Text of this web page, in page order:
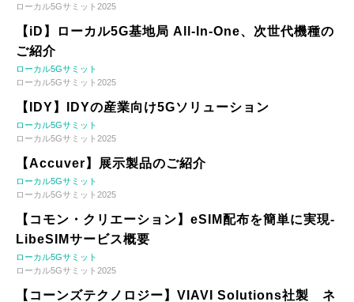
ローカル5Gサミット2025
【iD】ローカル5G基地局 All-In-One、次世代機種の
ご紹介
ローカル5Gサミット
ローカル5Gサミット2025
【IDY】IDYの産業向け5Gソリューション
ローカル5Gサミット
ローカル5Gサミット2025
【Accuver】展示製品のご紹介
ローカル5Gサミット
ローカル5Gサミット2025
【コモン・クリエーション】eSIM配布を簡単に実現-
LibeSIMサービス概要
ローカル5Gサミット
ローカル5Gサミット2025
【コーンズテクノロジー】VIAVI Solutions社製 ネ